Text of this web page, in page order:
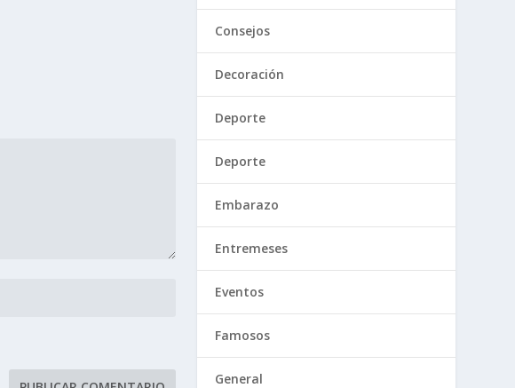
Consejos
Decoración
Deporte
Deporte
Embarazo
Entremeses
Eventos
Famosos
General